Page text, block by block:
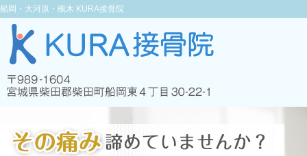
船岡・大河原・槻木 KURA接骨院